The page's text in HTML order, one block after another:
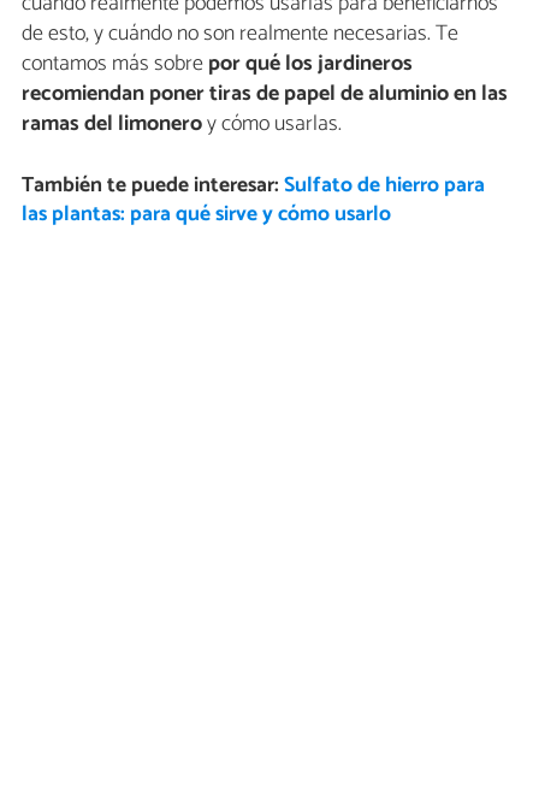
de esto, y cuándo no son realmente necesarias. Te
contamos más sobrepor qué los jardineros
recomiendan poner tiras de papel de aluminio en las
ramas del limoneroy cómo usarlas.
También te puede interesar:Sulfato de hierro para
las plantas: para qué sirve y cómo usarlo